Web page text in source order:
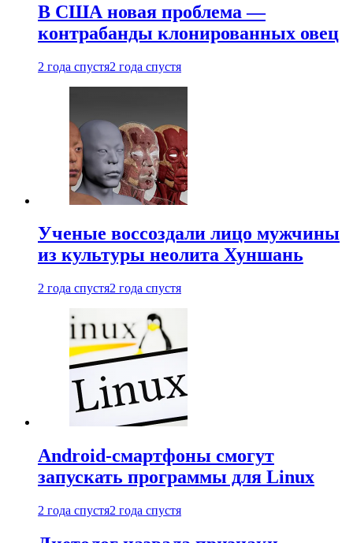
В США новая проблема —
контрабанды клонированных овец
2 года спустя2 года спустя
Ученые воссоздали лицо мужчины
из культуры неолита Хуншань
2 года спустя2 года спустя
Android-смартфоны смогут
запускать программы для Linux
2 года спустя2 года спустя